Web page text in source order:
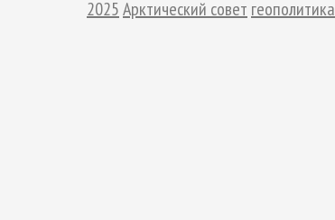
2025Арктический совет геополитика